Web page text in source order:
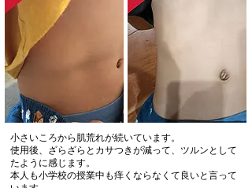
小さいころから肌荒れが続いています。
使用後、ざらざらとカサつきが減って、ツルンとして
たように感じます。
本人も小学校の授業中も痒くならなくて良いと言って